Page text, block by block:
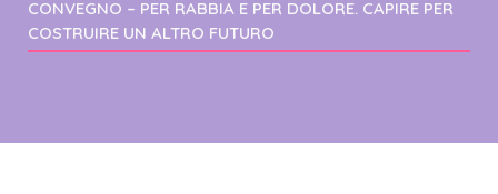
CONVEGNO – PER RABBIA E PER DOLORE. CAPIRE PER
COSTRUIRE UN ALTRO FUTURO